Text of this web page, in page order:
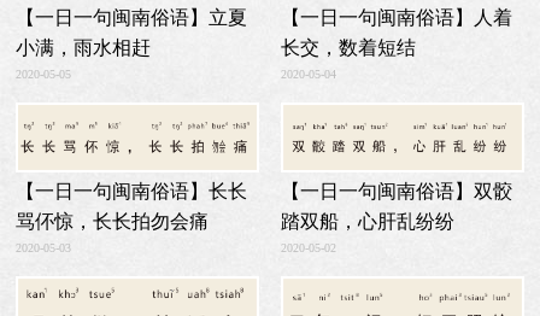
【一日一句闽南俗语】立夏
小满，雨水相赶
2020-05-05
【一日一句闽南俗语】人着
长交，数着短结
2020-05-04
【一日一句闽南俗语】长长
骂伓惊，长长拍勿会痛
2020-05-03
【一日一句闽南俗语】双骹
踏双船，心肝乱纷纷
2020-05-02